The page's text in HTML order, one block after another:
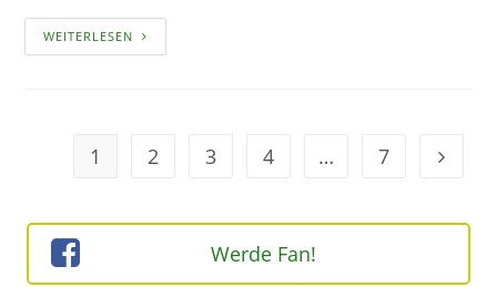
WEITERLESEN ZIMMERPFLANZEN
MIT
1 2 3 4 … 7 Geh
Werde Fan!